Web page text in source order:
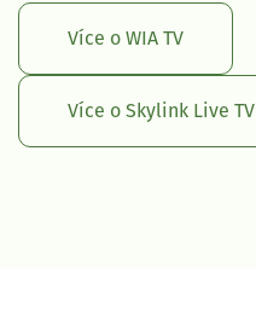
Více o WIA TV
Více o Skylink Live TV